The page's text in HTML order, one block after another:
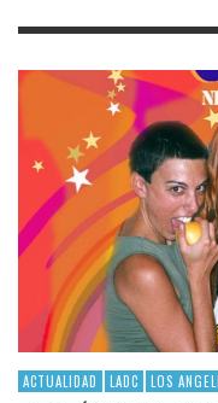
ACTUALIDAD LADC LOS